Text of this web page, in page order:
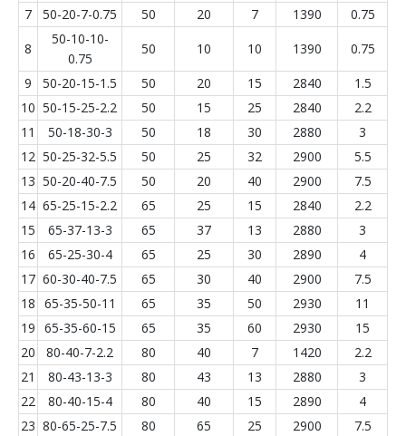
7
50-20-7-0.75 50 20 7 1390
0.75
8
50-10-10-
0.75
50 10 10 1390
0.75
9
50-20-15-1.5 50 20 15 2840
1.5
10 50-15-25-2.2 50 15 25 2840
2.2
11
50-18-30-3 50 18 30 2880
3
12 50-25-32-5.5 50 25 32 2900
5.5
13 50-20-40-7.5 50 20 40 2900
7.5
14 65-25-15-2.2 65 25 15 2840
2.2
15
65-37-13-3 65 37 13 2880
3
16
65-25-30-4 65 25 30 2890
4
17 60-30-40-7.5 65 30 40 2900
7.5
18 65-35-50-11 65 35 50 2930
11
19 65-35-60-15 65 35 60 2930
15
20
80-40-7-2.2 80 40 7 1420
2.2
21
80-43-13-3 80 43 13 2880
3
22
80-40-15-4 80 40 15 2890
4
23 80-65-25-7.5 80 65 25 2900
7.5